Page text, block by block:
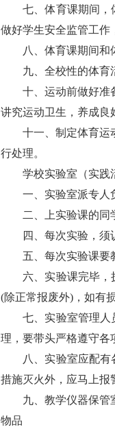
七、体育课期间，
做好学生安全监管工作
八、体育课期间和
九、全校性的体育
十、运动前做好准
讲究运动卫生，养成良
十一、制定体育运
行处理。
学校实验室（实践
一、实验室派专人
二、上实验课的同
四、每次实验，须
五、每次实验课要
六、实验课完毕
(除正常报废外)，如有
七、实验室管理人
理，要带头严格遵守各
八、实验室应配
措施灭火外，应马上报
九、教学仪器保管
物品